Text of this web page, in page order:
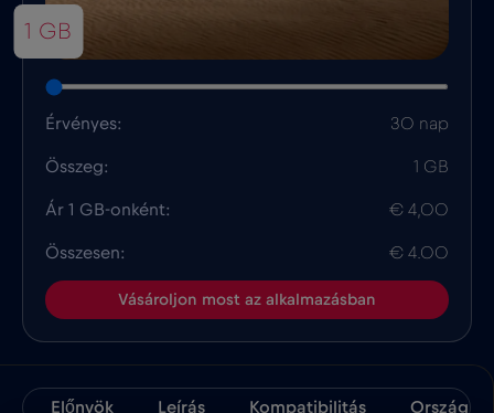
1 GB
Érvényes: 30 nap
Összeg: 1 GB
Ár 1 GB-onként: € 4,00
Összesen: € 4.00
Vásároljon most az alkalmazásban
Előnyök Leírás Kompatibilitás Ország